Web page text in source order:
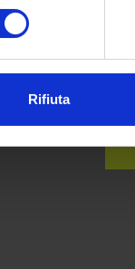
Rifiuta